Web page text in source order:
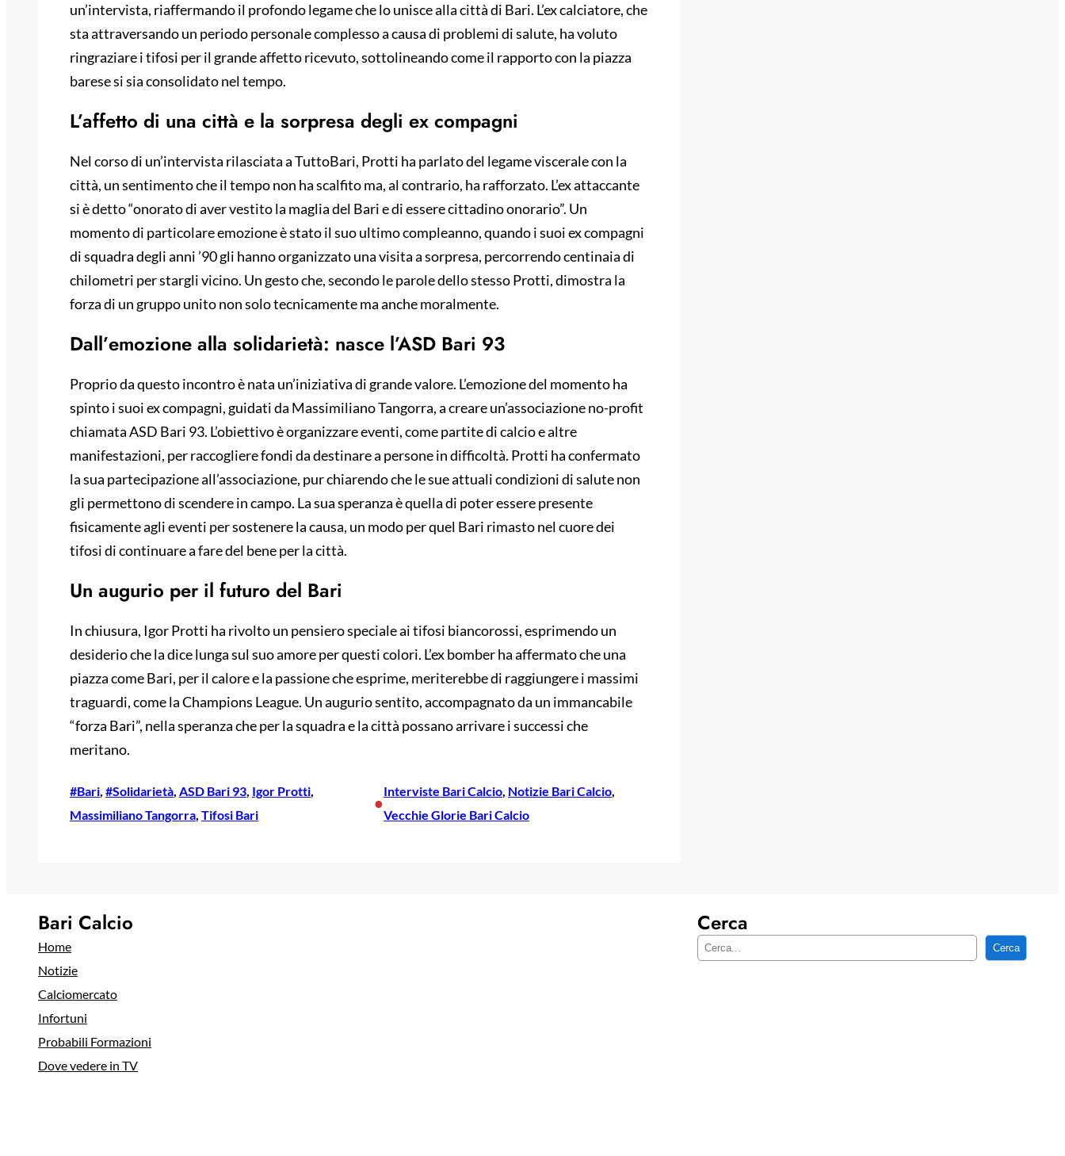
un’intervista, riaffermando il profondo legame che lo unisce alla città di Bari. L’ex calciatore, che
sta attraversando un periodo personale complesso a causa di problemi di salute, ha voluto
ringraziare i tifosi per il grande affetto ricevuto, sottolineando come il rapporto con la piazza
barese si sia consolidato nel tempo.
L’affetto di una città e la sorpresa degli ex compagni
Nel corso di un’intervista rilasciata a TuttoBari, Protti ha parlato del legame viscerale con la
città, un sentimento che il tempo non ha scalfito ma, al contrario, ha rafforzato. L’ex attaccante
si è detto “onorato di aver vestito la maglia del Bari e di essere cittadino onorario”. Un
momento di particolare emozione è stato il suo ultimo compleanno, quando i suoi ex compagni
di squadra degli anni ’90 gli hanno organizzato una visita a sorpresa, percorrendo centinaia di
chilometri per stargli vicino. Un gesto che, secondo le parole dello stesso Protti, dimostra la
forza di un gruppo unito non solo tecnicamente ma anche moralmente.
Dall’emozione alla solidarietà: nasce l’ASD Bari 93
Proprio da questo incontro è nata un’iniziativa di grande valore. L’emozione del momento ha
spinto i suoi ex compagni, guidati da Massimiliano Tangorra, a creare un’associazione no-profit
chiamata ASD Bari 93. L’obiettivo è organizzare eventi, come partite di calcio e altre
manifestazioni, per raccogliere fondi da destinare a persone in difficoltà. Protti ha confermato
la sua partecipazione all’associazione, pur chiarendo che le sue attuali condizioni di salute non
gli permettono di scendere in campo. La sua speranza è quella di poter essere presente
fisicamente agli eventi per sostenere la causa, un modo per quel Bari rimasto nel cuore dei
tifosi di continuare a fare del bene per la città.
Un augurio per il futuro del Bari
In chiusura, Igor Protti ha rivolto un pensiero speciale ai tifosi biancorossi, esprimendo un
desiderio che la dice lunga sul suo amore per questi colori. L’ex bomber ha affermato che una
piazza come Bari, per il calore e la passione che esprime, meriterebbe di raggiungere i massimi
traguardi, come la Champions League. Un augurio sentito, accompagnato da un immancabile
“forza Bari”, nella speranza che per la squadra e la città possano arrivare i successi che
meritano.
#Bari, #Solidarietà, ASD Bari 93, Igor Protti
Massimiliano Tangorra, Tifosi Bari
•
Interviste Bari Calcio, Notizie Bari Calcio
Vecchie Glorie Bari Calcio
Bari Calcio
Home
Notizie
Calciomercato
Infortuni
Probabili Formazioni
Dove vedere in TV
Cerca
C
Cerca